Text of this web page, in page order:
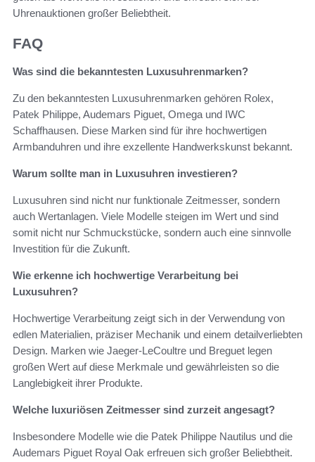
Uhrenauktionen großer Beliebtheit.
FAQ
Was sind die bekanntesten Luxusuhrenmarken?
Zu den bekanntesten Luxusuhrenmarken gehören Rolex,
Patek Philippe, Audemars Piguet, Omega und IWC
Schaffhausen. Diese Marken sind für ihre hochwertigen
Armbanduhren und ihre exzellente Handwerkskunst bekannt.
Warum sollte man in Luxusuhren investieren?
Luxusuhren sind nicht nur funktionale Zeitmesser, sondern
auch Wertanlagen. Viele Modelle steigen im Wert und sind
somit nicht nur Schmuckstücke, sondern auch eine sinnvolle
Investition für die Zukunft.
Wie erkenne ich hochwertige Verarbeitung bei
Luxusuhren?
Hochwertige Verarbeitung zeigt sich in der Verwendung von
edlen Materialien, präziser Mechanik und einem detailverliebten
Design. Marken wie Jaeger-LeCoultre und Breguet legen
großen Wert auf diese Merkmale und gewährleisten so die
Langlebigkeit ihrer Produkte.
Welche luxuriösen Zeitmesser sind zurzeit angesagt?
Insbesondere Modelle wie die Patek Philippe Nautilus und die
Audemars Piguet Royal Oak erfreuen sich großer Beliebtheit.